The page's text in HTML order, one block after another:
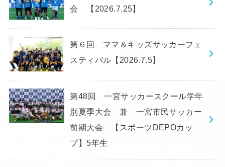
会 【2026.7.25】
第６回 ママ＆キッズサッカーフェ
スティバル【2026.7.5】
第48回 一宮サッカースクール学年
別夏季大会 兼 一宮市民サッカー
前期大会 【スポーツDEPOカッ
プ】5年生